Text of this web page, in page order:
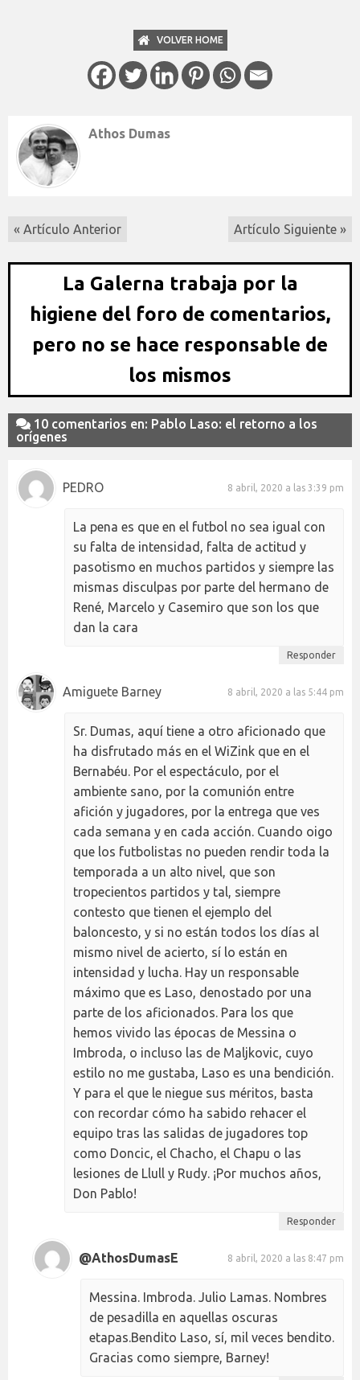
VOLVER HOME
Athos Dumas
« Artículo Anterior Artículo Siguiente »
La Galerna trabaja por la
higiene del foro de comentarios,
pero no se hace responsable de
los mismos
10 comentarios en: Pablo Laso: el retorno a los
orígenes
PEDRO 8 abril, 2020 a las 3:39 pm
La pena es que en el futbol no sea igual con
su falta de intensidad, falta de actitud y
pasotismo en muchos partidos y siempre las
mismas disculpas por parte del hermano de
René, Marcelo y Casemiro que son los que
dan la cara
Responder
Amiguete Barney 8 abril, 2020 a las 5:44 pm
Sr. Dumas, aquí tiene a otro aficionado que
ha disfrutado más en el WiZink que en el
Bernabéu. Por el espectáculo, por el
ambiente sano, por la comunión entre
afición y jugadores, por la entrega que ves
cada semana y en cada acción. Cuando oigo
que los futbolistas no pueden rendir toda la
temporada a un alto nivel, que son
tropecientos partidos y tal, siempre
contesto que tienen el ejemplo del
baloncesto, y si no están todos los días al
mismo nivel de acierto, sí lo están en
intensidad y lucha. Hay un responsable
máximo que es Laso, denostado por una
parte de los aficionados. Para los que
hemos vivido las épocas de Messina o
Imbroda, o incluso las de Maljkovic, cuyo
estilo no me gustaba, Laso es una bendición.
Y para el que le niegue sus méritos, basta
con recordar cómo ha sabido rehacer el
equipo tras las salidas de jugadores top
como Doncic, el Chacho, el Chapu o las
lesiones de Llull y Rudy. ¡Por muchos años,
Don Pablo!
Responder
@AthosDumasE 8 abril, 2020 a las 8:47 pm
Messina. Imbroda. Julio Lamas. Nombres
de pesadilla en aquellas oscuras
etapas.Bendito Laso, sí, mil veces bendito.
Gracias como siempre, Barney!